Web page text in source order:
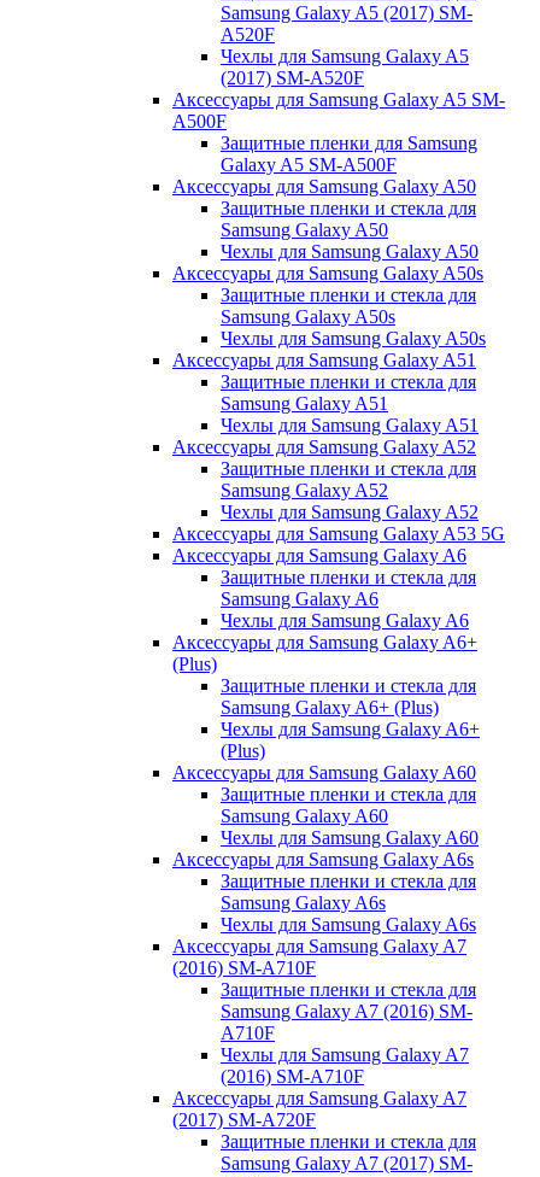
Samsung Galaxy A5 (2017) SM-
A520F
Чехлы для Samsung Galaxy A5
(2017) SM-A520F
Аксессуары для Samsung Galaxy A5 SM-
A500F
Защитные пленки для Samsung
Galaxy A5 SM-A500F
Аксессуары для Samsung Galaxy A50
Защитные пленки и стекла для
Samsung Galaxy A50
Чехлы для Samsung Galaxy A50
Аксессуары для Samsung Galaxy A50s
Защитные пленки и стекла для
Samsung Galaxy A50s
Чехлы для Samsung Galaxy A50s
Аксессуары для Samsung Galaxy A51
Защитные пленки и стекла для
Samsung Galaxy A51
Чехлы для Samsung Galaxy A51
Аксессуары для Samsung Galaxy A52
Защитные пленки и стекла для
Samsung Galaxy A52
Чехлы для Samsung Galaxy A52
Аксессуары для Samsung Galaxy A53 5G
Аксессуары для Samsung Galaxy A6
Защитные пленки и стекла для
Samsung Galaxy A6
Чехлы для Samsung Galaxy A6
Аксессуары для Samsung Galaxy A6+
(Plus)
Защитные пленки и стекла для
Samsung Galaxy A6+ (Plus)
Чехлы для Samsung Galaxy A6+
(Plus)
Аксессуары для Samsung Galaxy A60
Защитные пленки и стекла для
Samsung Galaxy A60
Чехлы для Samsung Galaxy A60
Аксессуары для Samsung Galaxy A6s
Защитные пленки и стекла для
Samsung Galaxy A6s
Чехлы для Samsung Galaxy A6s
Аксессуары для Samsung Galaxy A7
(2016) SM-A710F
Защитные пленки и стекла для
Samsung Galaxy A7 (2016) SM-
A710F
Чехлы для Samsung Galaxy A7
(2016) SM-A710F
Аксессуары для Samsung Galaxy A7
(2017) SM-A720F
Защитные пленки и стекла для
Samsung Galaxy A7 (2017) SM-